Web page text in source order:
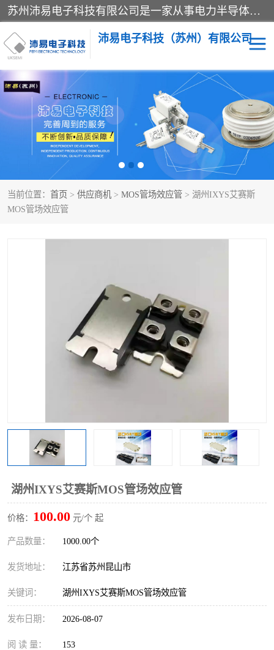
苏州沛易电子科技有限公司是一家从事电力半导体器件和电子元器件的专业代理及分销商，产品包括：IGBT模块、IPM模块、PIM模块、二极管、三极管、可控硅、整流桥、IGBT单管、IGBT电路驱动板、GTR达林顿模块、快恢复二极管、肖特基二极管、熔断器、IC集成电路、快速熔断器等。
沛易电子科技（苏州）有限公司
当前位置： 首页 > 供应商机 > MOS管场效应管 > 湖州IXYS艾赛斯
MOS管场效应管
湖州IXYS艾赛斯MOS管场效应管
价格： 100.00 元/个 起
产品数量： 1000.00个
发货地址： 江苏省苏州昆山市
关键词： 湖州IXYS艾赛斯MOS管场效应管
发布日期： 2026-08-07
阅 读 量： 153
西门康 英飞凌
快恢复二极管 英飞凌IGBT模块
英飞凌可控硅模块 IXYS艾赛斯可控硅
SEMIKRON西门康IGBT SEMIKRON西门康可控硅